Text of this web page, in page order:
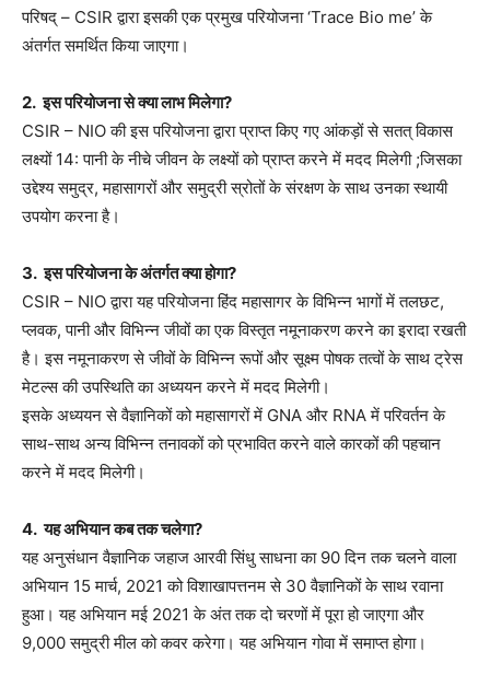
परिषद् – CSIR द्वारा इसकी एक प्रमुख परियोजना ‘Trace Bio me’ के
अंतर्गत समर्थित किया जाएगा।
2. इस परियोजना से क्या लाभ मिलेगा?
CSIR – NIO की इस परियोजना द्वारा प्राप्त किए गए आंकड़ों से सतत् विकास
लक्ष्यों 14: पानी के नीचे जीवन के लक्ष्यों को प्राप्त करने में मदद मिलेगी ;जिसका
उद्देश्य समुद्र, महासागरों और समुद्री स्रोतों के संरक्षण के साथ उनका स्थायी
उपयोग करना है।
3. इस परियोजना के अंतर्गत क्या होगा?
CSIR – NIO द्वारा यह परियोजना हिंद महासागर के विभिन्न भागों में तलछट,
प्लवक, पानी और विभिन्न जीवों का एक विस्तृत नमूनाकरण करने का इरादा रखती
है। इस नमूनाकरण से जीवों के विभिन्न रूपों और सूक्ष्म पोषक तत्वों के साथ ट्रेस
मेटल्स की उपस्थिति का अध्ययन करने में मदद मिलेगी।
इसके अध्ययन से वैज्ञानिकों को महासागरों में GNA और RNA में परिवर्तन के
साथ-साथ अन्य विभिन्न तनावकों को प्रभावित करने वाले कारकों की पहचान
करने में मदद मिलेगी।
4. यह अभियान कब तक चलेगा?
यह अनुसंधान वैज्ञानिक जहाज आरवी सिंधु साधना का 90 दिन तक चलने वाला
अभियान 15 मार्च, 2021 को विशाखापत्तनम से 30 वैज्ञानिकों के साथ रवाना
हुआ। यह अभियान मई 2021 के अंत तक दो चरणों में पूरा हो जाएगा और
9,000 समुद्री मील को कवर करेगा। यह अभियान गोवा में समाप्त होगा।